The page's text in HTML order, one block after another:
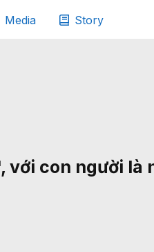
Media Story
với con người là